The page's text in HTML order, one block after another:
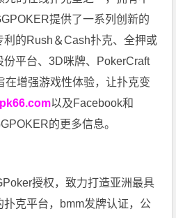
提供了一系列创新的
利的Rush＆Cash扑克、全押或
平台、3D咪牌、PokerCraft
在增强游戏性体验，让扑克变
以及Facebook和
的更多信息。
授权，致力打造亚洲最具
克平台，bmm发牌认证，公